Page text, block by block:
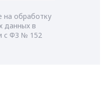
на обработку
данных в
с ФЗ № 152